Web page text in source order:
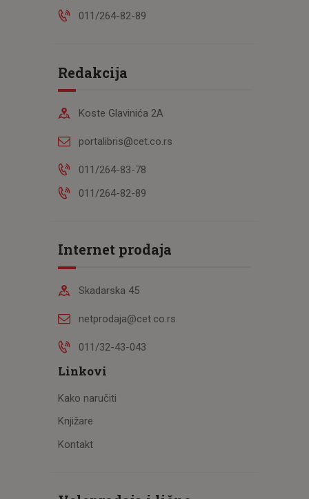
011/264-82-89
Redakcija
Koste Glavinića 2A
portalibris@cet.co.rs
011/264-83-78
011/264-82-89
Internet prodaja
Skadarska 45
netprodaja@cet.co.rs
011/32-43-043
Linkovi
Kako naručiti
Knjižare
Kontakt